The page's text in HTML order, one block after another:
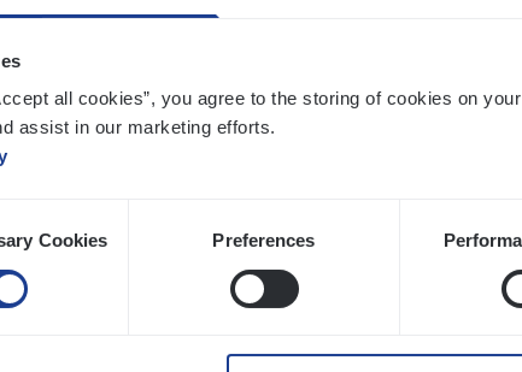
all cookies”, you agree to the storing of cookies on
assist in our marketing efforts.
Cookies Preferences